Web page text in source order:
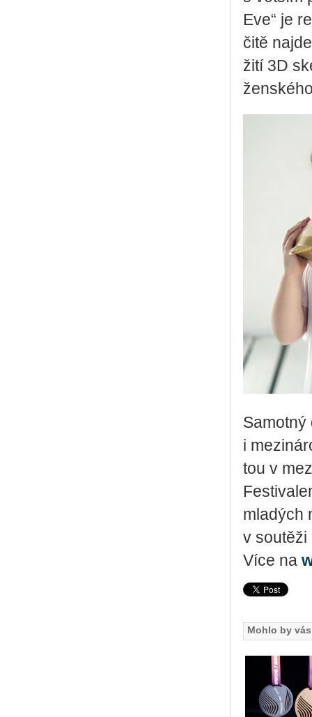
Eve“ je
či­tě
ži­tí 3D
Sa­mot­ný
i
tou v
mla­dých
v sou­tě­ži
Více na
Mohlo by